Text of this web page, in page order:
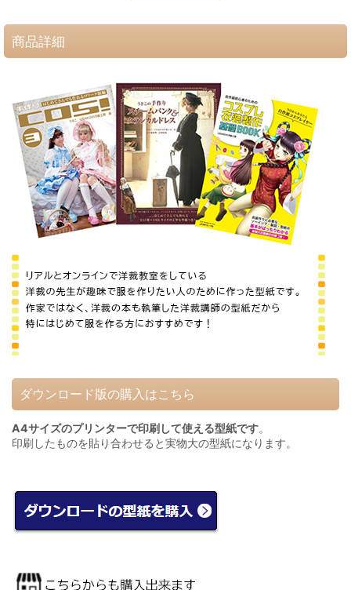
商品詳細
ダウンロード版の購入はこちら
A4サイズのプリンターで印刷して使える型紙です。
印刷したものを貼り合わせると実物大の型紙になります。